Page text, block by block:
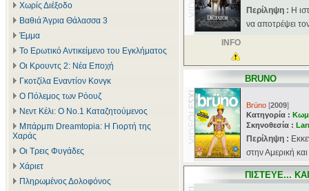
Χωρίς Διέξοδο
Βαθιά Άγρια Θάλασσα 3
Έμμα
Το Ερωτικό Αντικείμενο του Εγκλήματος
Οι Κρουντς 2: Νέα Εποχή
Γκοτζίλα Εναντίον Κονγκ
Ο Πόλεμος των Ρόουζ
Νεντ Κέλι: Ο Νο.1 Καταζητούμενος
Μπάρμπι Dreamtopia: Η Γιορτή της
Χαράς
Οι Τρεις Φυγάδες
Χάριετ
Πληρωμένος Δολοφόνος
Περίληψη : Η
να αποτρέψει
INFO
BRUNO
Brüno [2009]
Κατηγορία :
Σκηνοθεσία :
Περίληψη :
στην Αμερική
ΠΙΣΤΕΥΕ...